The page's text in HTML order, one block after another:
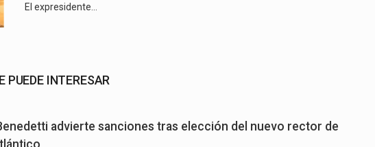
El expresidente…
PUEDE INTERESAR
advierte sanciones tras elección del nuevo rector de